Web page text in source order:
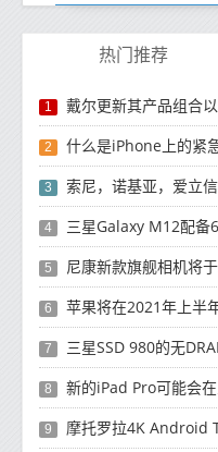
热门推荐
1 戴尔更新其产品组合
2 什么是iPhone上的紧
3 索尼，诺基亚，爱立
4 三星Galaxy M12配
5 尼康新款旗舰相机将
6 苹果将在2021年上半
7 三星SSD 980的无
8 新的iPad Pro可能会
9 摩托罗拉4K Android